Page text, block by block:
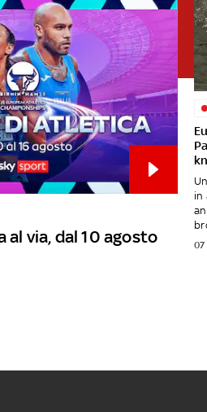
al via, dal 10 agosto
in
07